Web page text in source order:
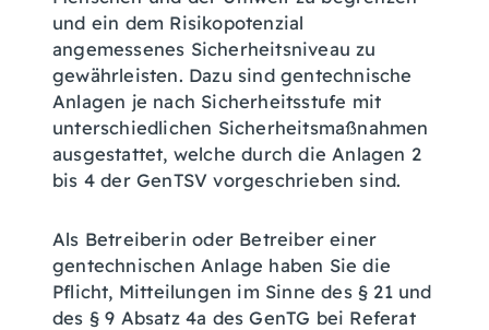
und ein dem Risikopotenzial
angemessenes Sicherheitsniveau zu
gewährleisten. Dazu sind gentechnische
Anlagen je nach Sicherheitsstufe mit
unterschiedlichen Sicherheitsmaßnahmen
ausgestattet, welche durch die Anlagen 2
bis 4 der GenTSV vorgeschrieben sind.
Als Betreiberin oder Betreiber einer
gentechnischen Anlage haben Sie die
Pflicht, Mitteilungen im Sinne des § 21 und
des § 9 Absatz 4a des GenTG bei Referat